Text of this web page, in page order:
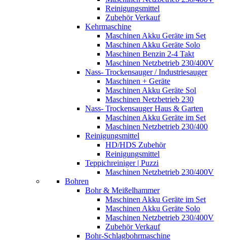
Reinigungsmittel
Zubehör Verkauf
Kehrmaschine
Maschinen Akku Geräte im Set
Maschinen Akku Geräte Solo
Maschinen Benzin 2-4 Takt
Maschinen Netzbetrieb 230/400V
Nass- Trockensauger / Industriesauger
Maschinen + Geräte
Maschinen Akku Geräte Sol
Maschinen Netzbetrieb 230
Nass- Trockensauger Haus & Garten
Maschinen Akku Geräte im Set
Maschinen Netzbetrieb 230/400
Reinigungsmittel
HD/HDS Zubehör
Reinigungsmittel
Teppichreiniger | Puzzi
Maschinen Netzbetrieb 230/400V
Bohren
Bohr & Meißelhammer
Maschinen Akku Geräte im Set
Maschinen Akku Geräte Solo
Maschinen Netzbetrieb 230/400V
Zubehör Verkauf
Bohr-Schlagbohrmaschine